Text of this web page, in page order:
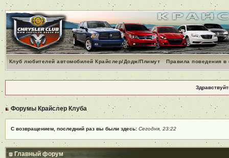
Клуб любителей автомобилей Крайслер/Додж/Плимут Правила поведения
Форумы Крайслер Клуба
С возвращением, последний раз вы были здесь: Сегодня, 23:22
Главный форум